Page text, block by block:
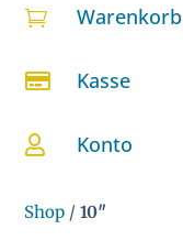
 Warenkorb
 Kasse
 Konto
Shop /10″